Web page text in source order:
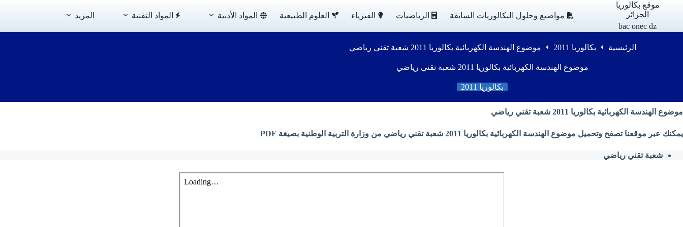
موقع بكالوريا
الجزائر
bac onec dz
مواضيع وحلول البكالوريات السابقة الرياضيات الفيزياء العلوم الطبيعية المواد الأدبية المواد التقنية المزيد
الرئيسية بكالوريا 2011 موضوع الهندسة الكهربائية بكالوريا 2011 شعبة تقني رياضي
موضوع الهندسة الكهربائية بكالوريا 2011 شعبة تقني رياضي
بكالوريا 2011
موضوع الهندسة الكهربائية بكالوريا 2011 شعبة تقني رياضي
يمكنك عبر موقعنا تصفح وتحميل موضوع الهندسة الكهربائية بكالوريا 2011 شعبة تقني رياضي من وزارة التربية الوطنية بصيغة PDF
شعبة تقني رياضي